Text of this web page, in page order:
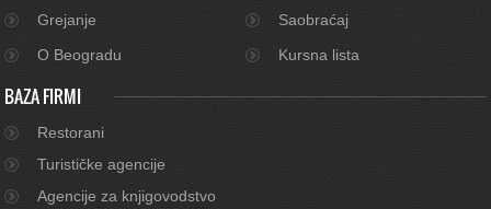
Grejanje
Saobraćaj
O Beogradu
Kursna lista
BAZA FIRMI
Restorani
Turističke agencije
Agencije za knjigovodstvo